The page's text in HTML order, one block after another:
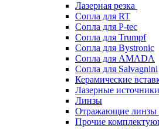
Лазерная резка
Сопла для RT
Сопла для P-tec
Сопла для Trumpf
Сопла для Bystronic
Сопла для AMADA
Сопла для Salvagnini
Керамические
Лазерные источники
Линзы
Отражающие линзы
Прочие